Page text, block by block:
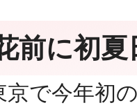
前に初夏
京で今年初